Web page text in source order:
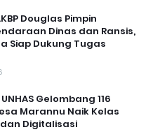
Douglas Pimpin
Dinas dan Ransis,
Siap Dukung Tugas
Gelombang 116
Marannu Naik Kelas
Digitalisasi